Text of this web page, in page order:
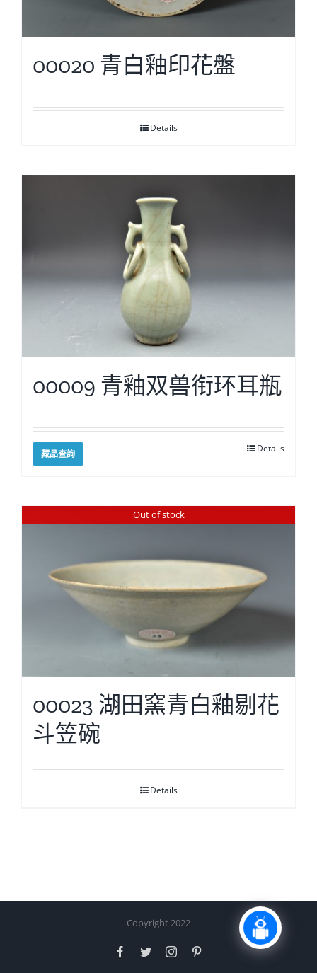
00020 青白釉印花盤
Details
00009 青釉双兽衔环耳瓶
藏品查詢 Details
Out of stock
00023 湖田窯青白釉剔花
斗笠碗
Details
Copyright 2022
Facebook
TwitterInstagram